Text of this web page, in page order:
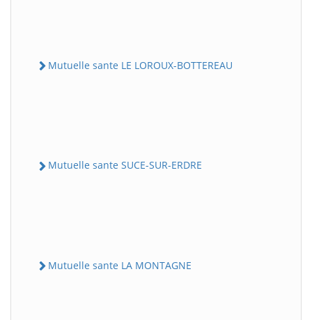
Mutuelle sante LE LOROUX-BOTTEREAU
Mutuelle sante SUCE-SUR-ERDRE
Mutuelle sante LA MONTAGNE